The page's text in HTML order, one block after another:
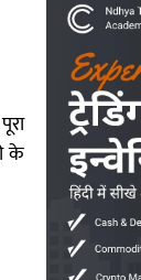
के